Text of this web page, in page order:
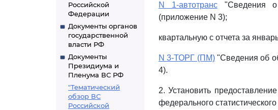
Российской
Федерации
Документы органов
государственной
власти РФ
Документы
Президиума и
Пленума ВС РФ
"Тематический
обзор ВС
Российской
N 1-автотранс"Сведения о
(приложение N 3);
квартальную с отчета за
N 3-ТОРГ (ПМ)"Сведения об
4).
2. Установить
федерального